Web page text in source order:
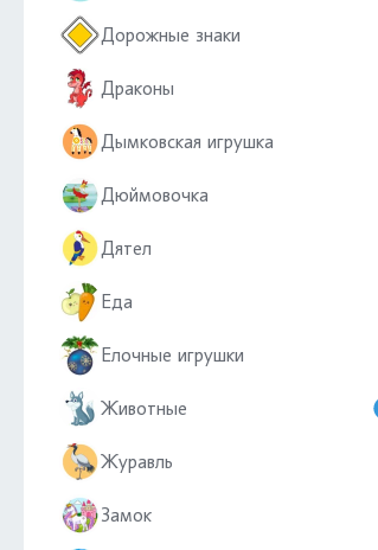
Дорожные знаки
Драконы
Дымковская игрушка
Дюймовочка
Дятел
Еда
Елочные игрушки
Животные
Журавль
Замок